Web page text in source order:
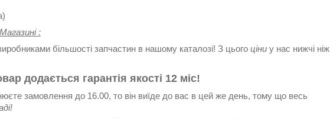
:
більшості запчастин в нашому каталозі! З цього ціни у нас нижчі ніж
додається гарантія якості 12 міс!
замовлення до 16.00, то він виїде до вас в цей же день, тому що весь